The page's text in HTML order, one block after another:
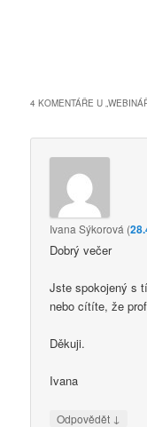
4 KOMENTÁŘE U „
Ivana Sýkorová (
Dobrý večer
Jste spokojený s
nebo cítíte, že
Děkuji.
Ivana
Odpovědět ↓